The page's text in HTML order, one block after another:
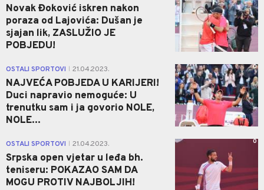
Novak Đoković iskren nakon
poraza od Lajovića: Dušan je
sjajan lik, ZASLUŽIO JE
POBJEDU!
OSTALI SPORTOVI 21.04.2023.
NAJVEĆA POBJEDA U KARIJERI!
Duci napravio nemoguće: U
trenutku sam i ja govorio NOLE,
NOLE...
0
OSTALI SPORTOVI 21.04.2023.
Srpska open vjetar u leđa bh.
teniseru: POKAZAO SAM DA
MOGU PROTIV NAJBOLJIH!
0